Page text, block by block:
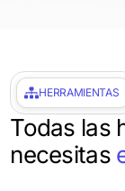
HERRAMIENTAS
Todas las
necesitas